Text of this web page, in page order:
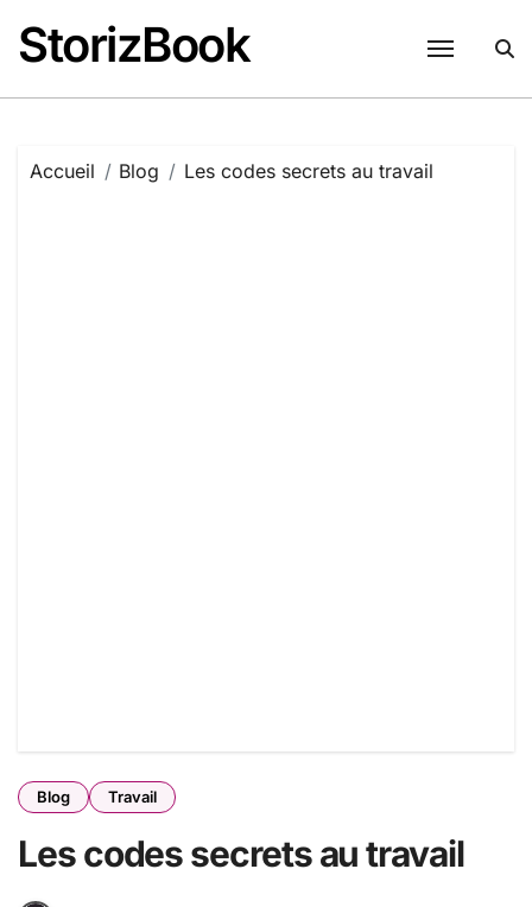
contenu
StorizBook
Accueil Blog Les codes secrets au travail
Blog Travail
Les codes secrets au travail